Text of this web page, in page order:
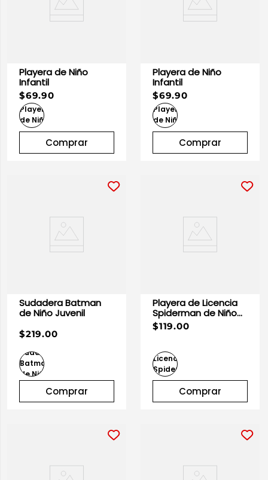
Playera de Niño
Infantil
$69.90
Comprar
Playera de Niño
Infantil
$69.90
Comprar
Sudadera Batman
de Niño Juvenil
$219.00
Comprar
Playera de Licencia
Spiderman de Niño
Infantil
$119.00
Comprar